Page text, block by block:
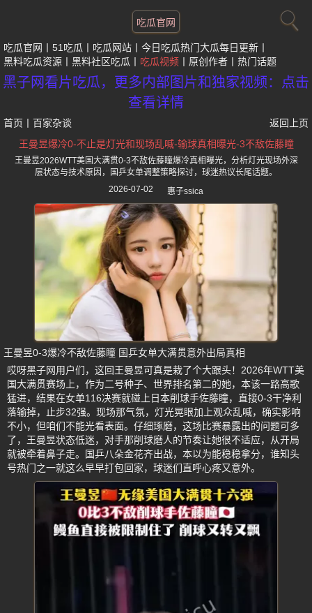
吃瓜官网
吃瓜官网 51吃瓜 吃瓜网站
今日吃瓜热门大瓜每日更新
黑料吃瓜资源
黑料社区吃瓜 吃瓜视频 原创作者 热门话题
黑子网看片吃瓜，更多内部图片和独家视频：点击
查看详情
首页 百家杂谈
返回上页
王曼昱爆冷0-不止是灯光和现场乱喊-输球真相曝光-3不敌佐藤瞳
王曼昱2026WTT美国大满贯0-3不敌佐藤瞳爆冷真相曝光，分析灯光现场外深
层状态与技术原因，国乒女单调整策略探讨，球迷热议长尾话题。
2026-07-02
惠子ssica
王曼昱0-3爆冷不敌佐藤瞳 国乒女单大满贯意外出局真相
哎呀黑子网用户们，这回王曼昱可真是栽了个大跟头！2026年WTT美
国大满贯赛场上，作为二号种子、世界排名第二的她，本该一路高歌
猛进，结果在女单116决赛就碰上日本削球手佐藤瞳，直接0-3干净利
落输掉，止步32强。现场那气氛，灯光晃眼加上观众乱喊，确实影响
不小，但咱们不能光看表面。仔细琢磨，这场比赛暴露出的问题可多
了，王曼昱状态低迷，对手那削球磨人的节奏让她很不适应，从开局
就被牵着鼻子走。国乒八朵金花齐出战，本以为能稳稳拿分，谁知头
号热门之一就这么早早打包回家，球迷们直呼心疼又意外。